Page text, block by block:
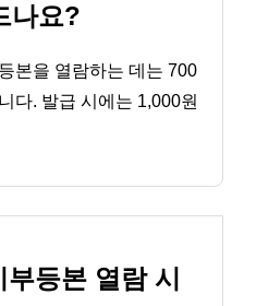
나요?
본을 열람하는 데는 700
다. 발급 시에는 1,000원
등본 열람 시